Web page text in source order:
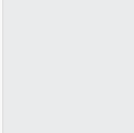
应用设为 on，如果用来进行下载等